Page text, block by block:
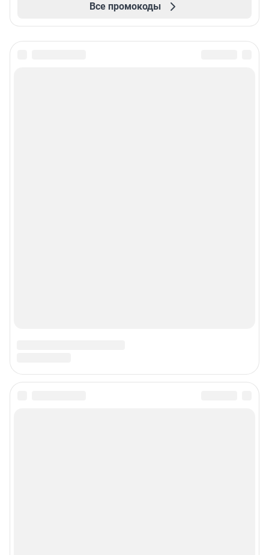
Все промокоды